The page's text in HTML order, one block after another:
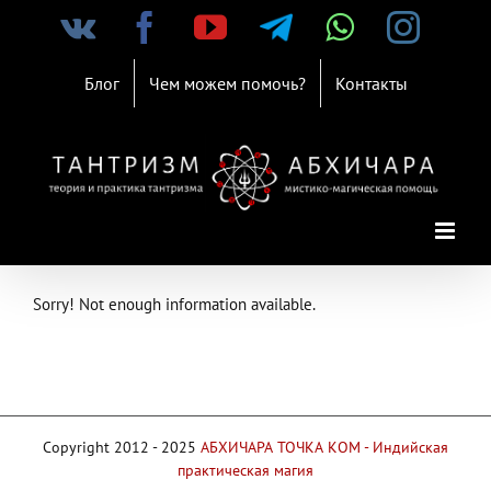
Vk Facebook
YouTube
Telegram
Блог Чем можем помочь? Контакты
Sorry! Not enough information available.
Copyright 2012 - 2025 АБХИЧАРА ТОЧКА КОМ - Индийская
практическая магия